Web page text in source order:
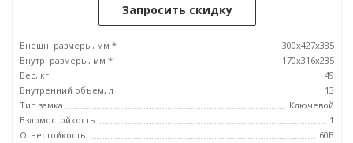
Запросить скидку
Внешн. размеры, мм *
300x427x385
Внутр. размеры, мм *
170x316x235
Вес, кг
49
Внутренний объем, л
13
Тип замка
Ключевой
Взломостойкость
1
Огнестойкость
60Б